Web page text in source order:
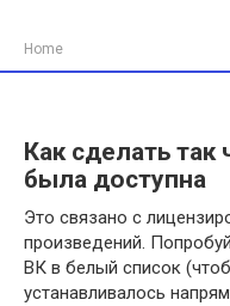
Home
Как сделать
была доступна
Это связано с
произведений.
ВК в белый список
устанавливалось